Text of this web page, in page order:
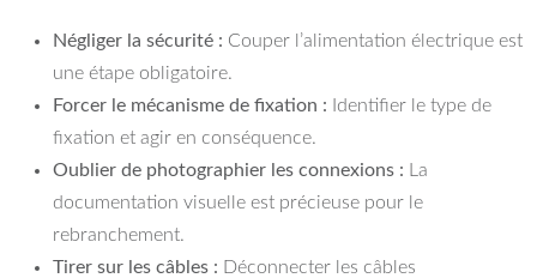
Négliger la sécurité : Couper l’alimentation électrique est
une étape obligatoire.
Forcer le mécanisme de fixation : Identifier le type de
fixation et agir en conséquence.
Oublier de photographier les connexions : La
documentation visuelle est précieuse pour le
rebranchement.
Tirer sur les câbles : Déconnecter les câbles